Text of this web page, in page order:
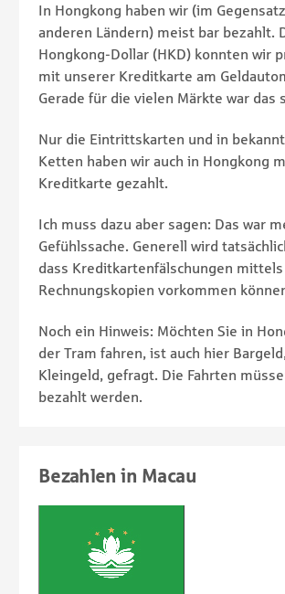
In Hongkong haben wir (im
anderen Ländern) meist bar bezahlt.
Hongkong-Dollar (HKD) konnten wir
mit unserer Kreditkarte am
Gerade für die vielen Märkte war das
Nur die Eintrittskarten und in
Ketten haben wir auch in Hongkong
Kreditkarte gezahlt.
Ich muss dazu aber sagen: Das war
Gefühlssache. Generell wird
dass Kreditkartenfälschungen mittels
Rechnungskopien vorkommen
Noch ein Hinweis: Möchten Sie in
der Tram fahren, ist auch hier
Kleingeld, gefragt. Die Fahrten
bezahlt werden.
Bezahlen in Macau